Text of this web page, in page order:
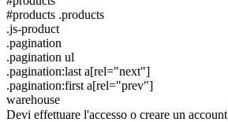
#products .products
.js-product
.pagination
.pagination ul
.pagination:last a[rel="next"]
.pagination:first a[rel="prev"]
warehouse
Devi effettuare l'accesso o creare un account